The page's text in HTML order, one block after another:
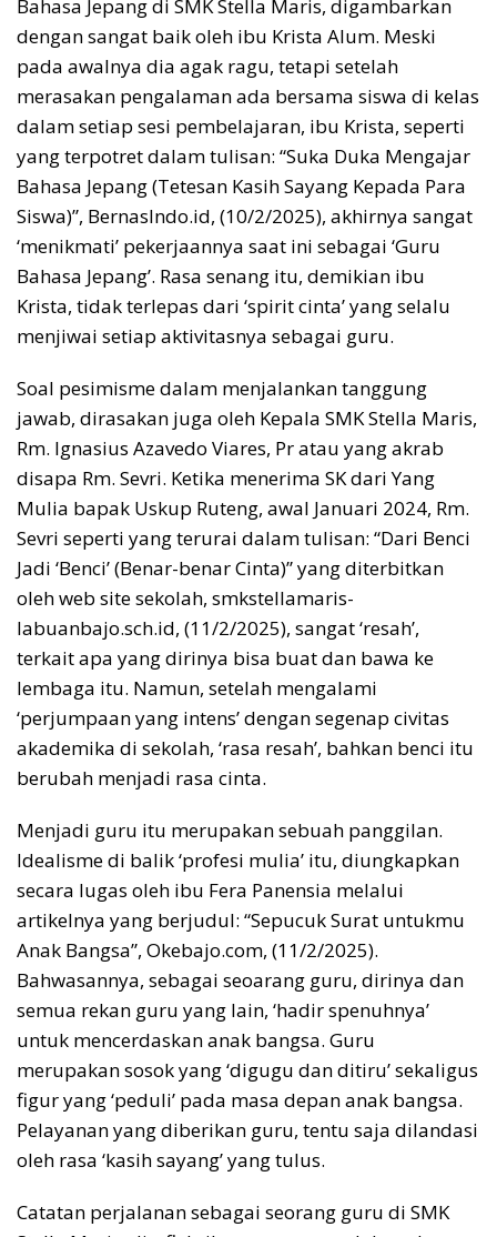
Bahasa Jepang di SMK Stella Maris, digambarkan
dengan sangat baik oleh ibu Krista Alum. Meski
pada awalnya dia agak ragu, tetapi setelah
merasakan pengalaman ada bersama siswa di kelas
dalam setiap sesi pembelajaran, ibu Krista, seperti
yang terpotret dalam tulisan: “Suka Duka Mengajar
Bahasa Jepang (Tetesan Kasih Sayang Kepada Para
Siswa)”, BernasIndo.id, (10/2/2025), akhirnya sangat
‘menikmati’ pekerjaannya saat ini sebagai ‘Guru
Bahasa Jepang’. Rasa senang itu, demikian ibu
Krista, tidak terlepas dari ‘spirit cinta’ yang selalu
menjiwai setiap aktivitasnya sebagai guru.
Soal pesimisme dalam menjalankan tanggung
jawab, dirasakan juga oleh Kepala SMK Stella Maris,
Rm. Ignasius Azavedo Viares, Pr atau yang akrab
disapa Rm. Sevri. Ketika menerima SK dari Yang
Mulia bapak Uskup Ruteng, awal Januari 2024, Rm.
Sevri seperti yang terurai dalam tulisan: “Dari Benci
Jadi ‘Benci’ (Benar-benar Cinta)” yang diterbitkan
oleh web site sekolah, smkstellamaris-
labuanbajo.sch.id, (11/2/2025), sangat ‘resah’,
terkait apa yang dirinya bisa buat dan bawa ke
lembaga itu. Namun, setelah mengalami
‘perjumpaan yang intens’ dengan segenap civitas
akademika di sekolah, ‘rasa resah’, bahkan benci itu
berubah menjadi rasa cinta.
Menjadi guru itu merupakan sebuah panggilan.
Idealisme di balik ‘profesi mulia’ itu, diungkapkan
secara lugas oleh ibu Fera Panensia melalui
artikelnya yang berjudul: “Sepucuk Surat untukmu
Anak Bangsa”, Okebajo.com, (11/2/2025).
Bahwasannya, sebagai seoarang guru, dirinya dan
semua rekan guru yang lain, ‘hadir spenuhnya’
untuk mencerdaskan anak bangsa. Guru
merupakan sosok yang ‘digugu dan ditiru’ sekaligus
figur yang ‘peduli’ pada masa depan anak bangsa.
Pelayanan yang diberikan guru, tentu saja dilandasi
oleh rasa ‘kasih sayang’ yang tulus.
Catatan perjalanan sebagai seorang guru di SMK